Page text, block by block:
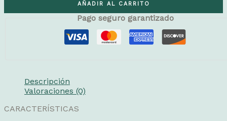
AÑADIR AL CARRITO
Pago seguro garantizado
Descripción
Valoraciones (0)
CARACTERÍSTICAS